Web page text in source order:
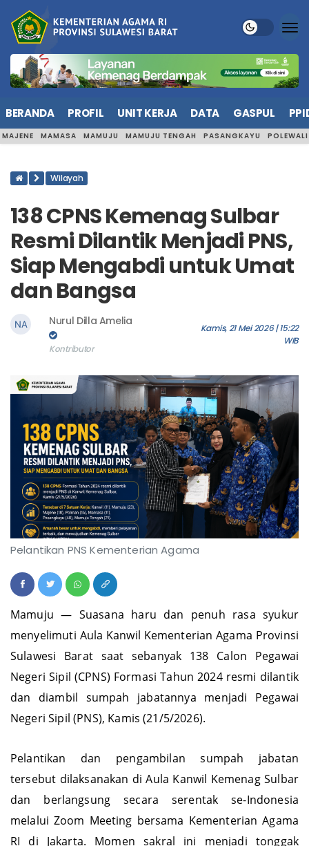
BERANDA PROFIL UNIT KERJA DATA GASPUL
138 CPNS Kemenag Sulbar
Resmi Dilantik Menjadi PNS,
Siap Mengabdi untuk Umat
dan Bangsa
Nurul Dilla Amelia
Kamis, 21 Mei 2026 | 15:22
Mamuju — Suasana haru dan penuh rasa syukur
menyelimuti Aula Kanwil Kementerian Agama Provinsi
Sulawesi Barat saat sebanyak 138 Calon Pegawai
Negeri Sipil (CPNS) Formasi Tahun 2024 resmi dilantik
dan diambil sumpah jabatannya menjadi Pegawai
Pelantikan dan pengambilan sumpah jabatan
tersebut dilaksanakan di Aula Kanwil Kemenag Sulbar
dan berlangsung secara serentak se-Indonesia
melalui Zoom Meeting bersama Kementerian Agama